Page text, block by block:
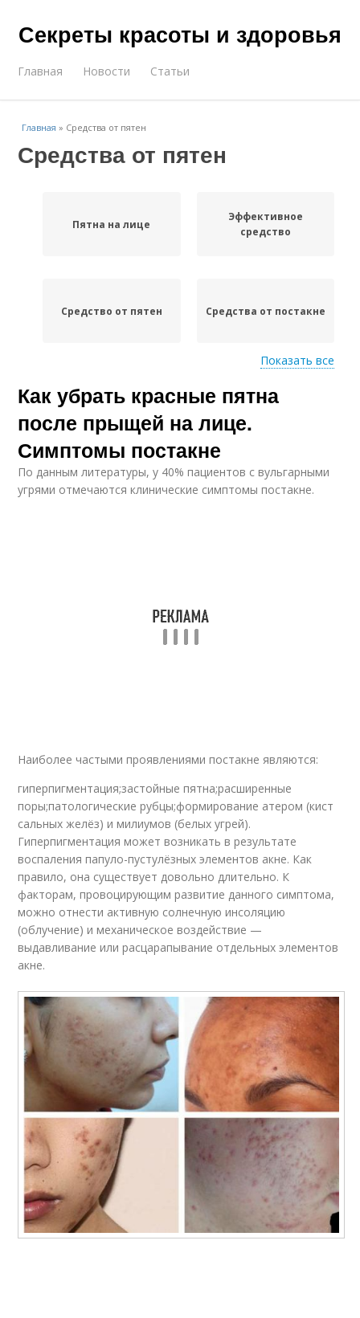
Секреты красоты и здоровья
Главная Новости Статьи
Главная » Средства от пятен
Средства от пятен
Пятна на лице
Эффективное
средство
Средство от пятен Средства от постакне
Эффективные
средства
Аптечные средства
Застойные пятна Пятна от прыщей
Показать все
Как убрать красные пятна
после прыщей на лице.
Симптомы постакне
По данным литературы, у 40% пациентов с вульгарными
угрями отмечаются клинические симптомы постакне.
Наиболее частыми проявлениями постакне являются:
гиперпигментация;застойные пятна;расширенные
поры;патологические рубцы;формирование атером (кист
сальных желёз) и милиумов (белых угрей).
Гиперпигментация может возникать в результате
воспаления папуло-пустулёзных элементов акне. Как
правило, она существует довольно длительно. К
факторам, провоцирующим развитие данного симптома,
можно отнести активную солнечную инсоляцию
(облучение) и механическое воздействие —
выдавливание или расцарапывание отдельных элементов
акне.